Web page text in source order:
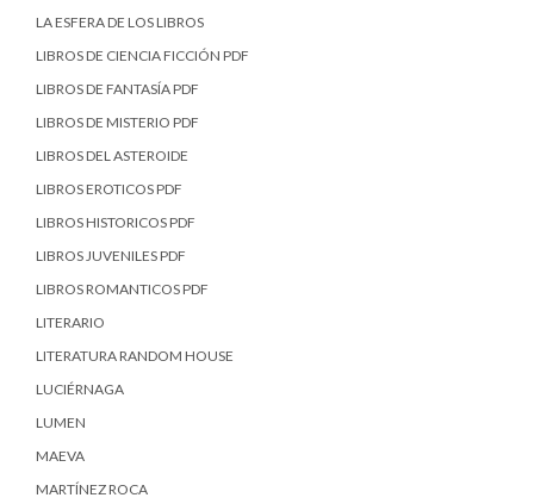
LA ESFERA DE LOS LIBROS
LIBROS DE CIENCIA FICCIÓN PDF
LIBROS DE FANTASÍA PDF
LIBROS DE MISTERIO PDF
LIBROS DEL ASTEROIDE
LIBROS EROTICOS PDF
LIBROS HISTORICOS PDF
LIBROS JUVENILES PDF
LIBROS ROMANTICOS PDF
LITERARIO
LITERATURA RANDOM HOUSE
LUCIÉRNAGA
LUMEN
MAEVA
MARTÍNEZ ROCA